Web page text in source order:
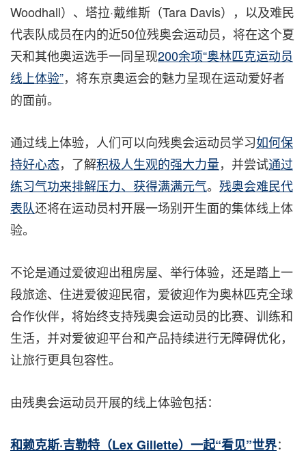
Woodhall）、塔拉·戴维斯（Tara Davis），以及难民
代表队成员在内的近50位残奥会运动员，将在这个夏
天和其他奥运选手一同呈现200余项“奥林匹克运动员
线上体验”，将东京奥运会的魅力呈现在运动爱好者
的面前。
通过线上体验，人们可以向残奥会运动员学习如何保
持好心态，了解积极人生观的强大力量，并尝试通过
练习气功来排解压力、获得满满元气。 残奥会难民代
表队还将在运动员村开展一场别开生面的集体线上体
验。
不论是通过爱彼迎出租房屋、举行体验，还是踏上一
段旅途、住进爱彼迎民宿，爱彼迎作为奥林匹克全球
合作伙伴，将始终支持残奥会运动员的比赛、训练和
生活，并对爱彼迎平台和产品持续进行无障碍优化，
让旅行更具包容性。
由残奥会运动员开展的线上体验包括：
和赖克斯·吉勒特（Lex Gillette）一起“看见”世界：